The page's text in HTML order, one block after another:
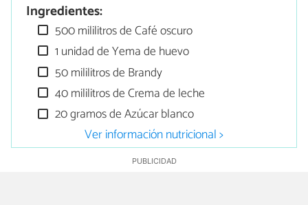
Ingredientes:
500 mililitros de Café oscuro
1 unidad de Yema de huevo
50 mililitros de Brandy
40 mililitros de Crema de leche
20 gramos de Azúcar blanco
Ver información nutricional >